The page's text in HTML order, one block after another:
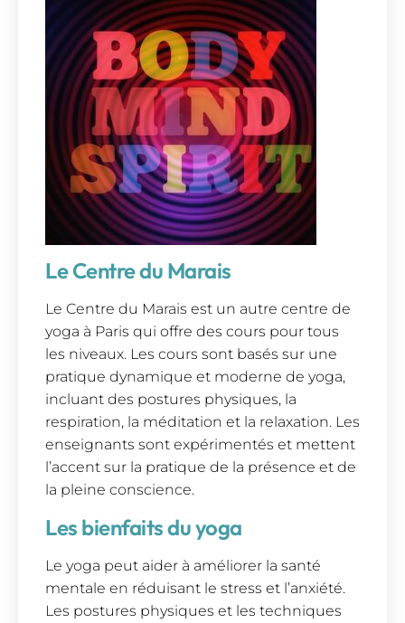
Le Centre du Marais
Le Centre du Marais est un autre centre de
yoga à Paris qui offre des cours pour tous
les niveaux. Les cours sont basés sur une
pratique dynamique et moderne de yoga,
incluant des postures physiques, la
respiration, la méditation et la relaxation. Les
enseignants sont expérimentés et mettent
l’accent sur la pratique de la présence et de
la pleine conscience.
Les bienfaits du yoga
Le yoga peut aider à améliorer la santé
mentale en réduisant le stress et l’anxiété.
Les postures physiques et les techniques